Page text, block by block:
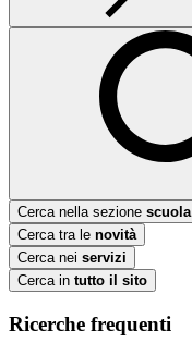
Cerca nella sezione scuola
Cerca tra le novità
Cerca nei servizi
Cerca in tutto il sito
Ricerche frequenti